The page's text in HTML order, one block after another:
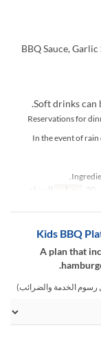
BBQ Sauce, Garlic
*Reservations for
*In the event of
وجبات العشاء
Kids BBQ
A plan that
الخدمة والضرائب)